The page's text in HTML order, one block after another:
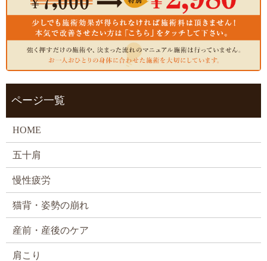
ページ一覧
HOME
五十肩
慢性疲労
猫背・姿勢の崩れ
産前・産後のケア
肩こり